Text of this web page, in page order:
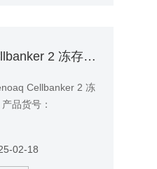
Zenoaq Cellbanker 2 冻存液 现货优惠
Cellbanker 2 冻
品货号：
02-18